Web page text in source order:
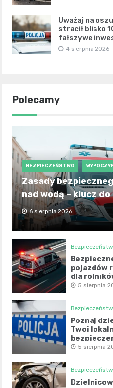
Uważaj na
stracił blisko
fałszywe
4 sierpnia 2026
Polecamy
BEZPIECZEŃSTWO
Zasady
nad wodą – klucz
6 sierpnia 2026
pojazdów
dla
5 sierpnia
Poznaj
Twoi
5 sierpnia